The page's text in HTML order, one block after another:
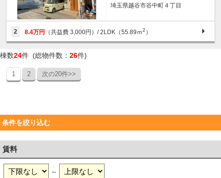
埼玉県越谷市谷中町４丁目
2 8.4万円 （共益費 3,000円）/ 2LDK（55.89ｍ2 ）
棟数24件 (総物件数： 26件)
1 2 次の20件>>
条件を絞り込む
賃料
～